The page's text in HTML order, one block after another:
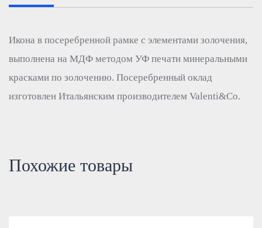
Икона в посеребренной рамке с элементами золочения,
выполнена на МДФ методом УФ печати минеральными
красками по золочению. Посеребренный оклад
изготовлен Итальянским производителем Valenti&Co.
Похожие товары